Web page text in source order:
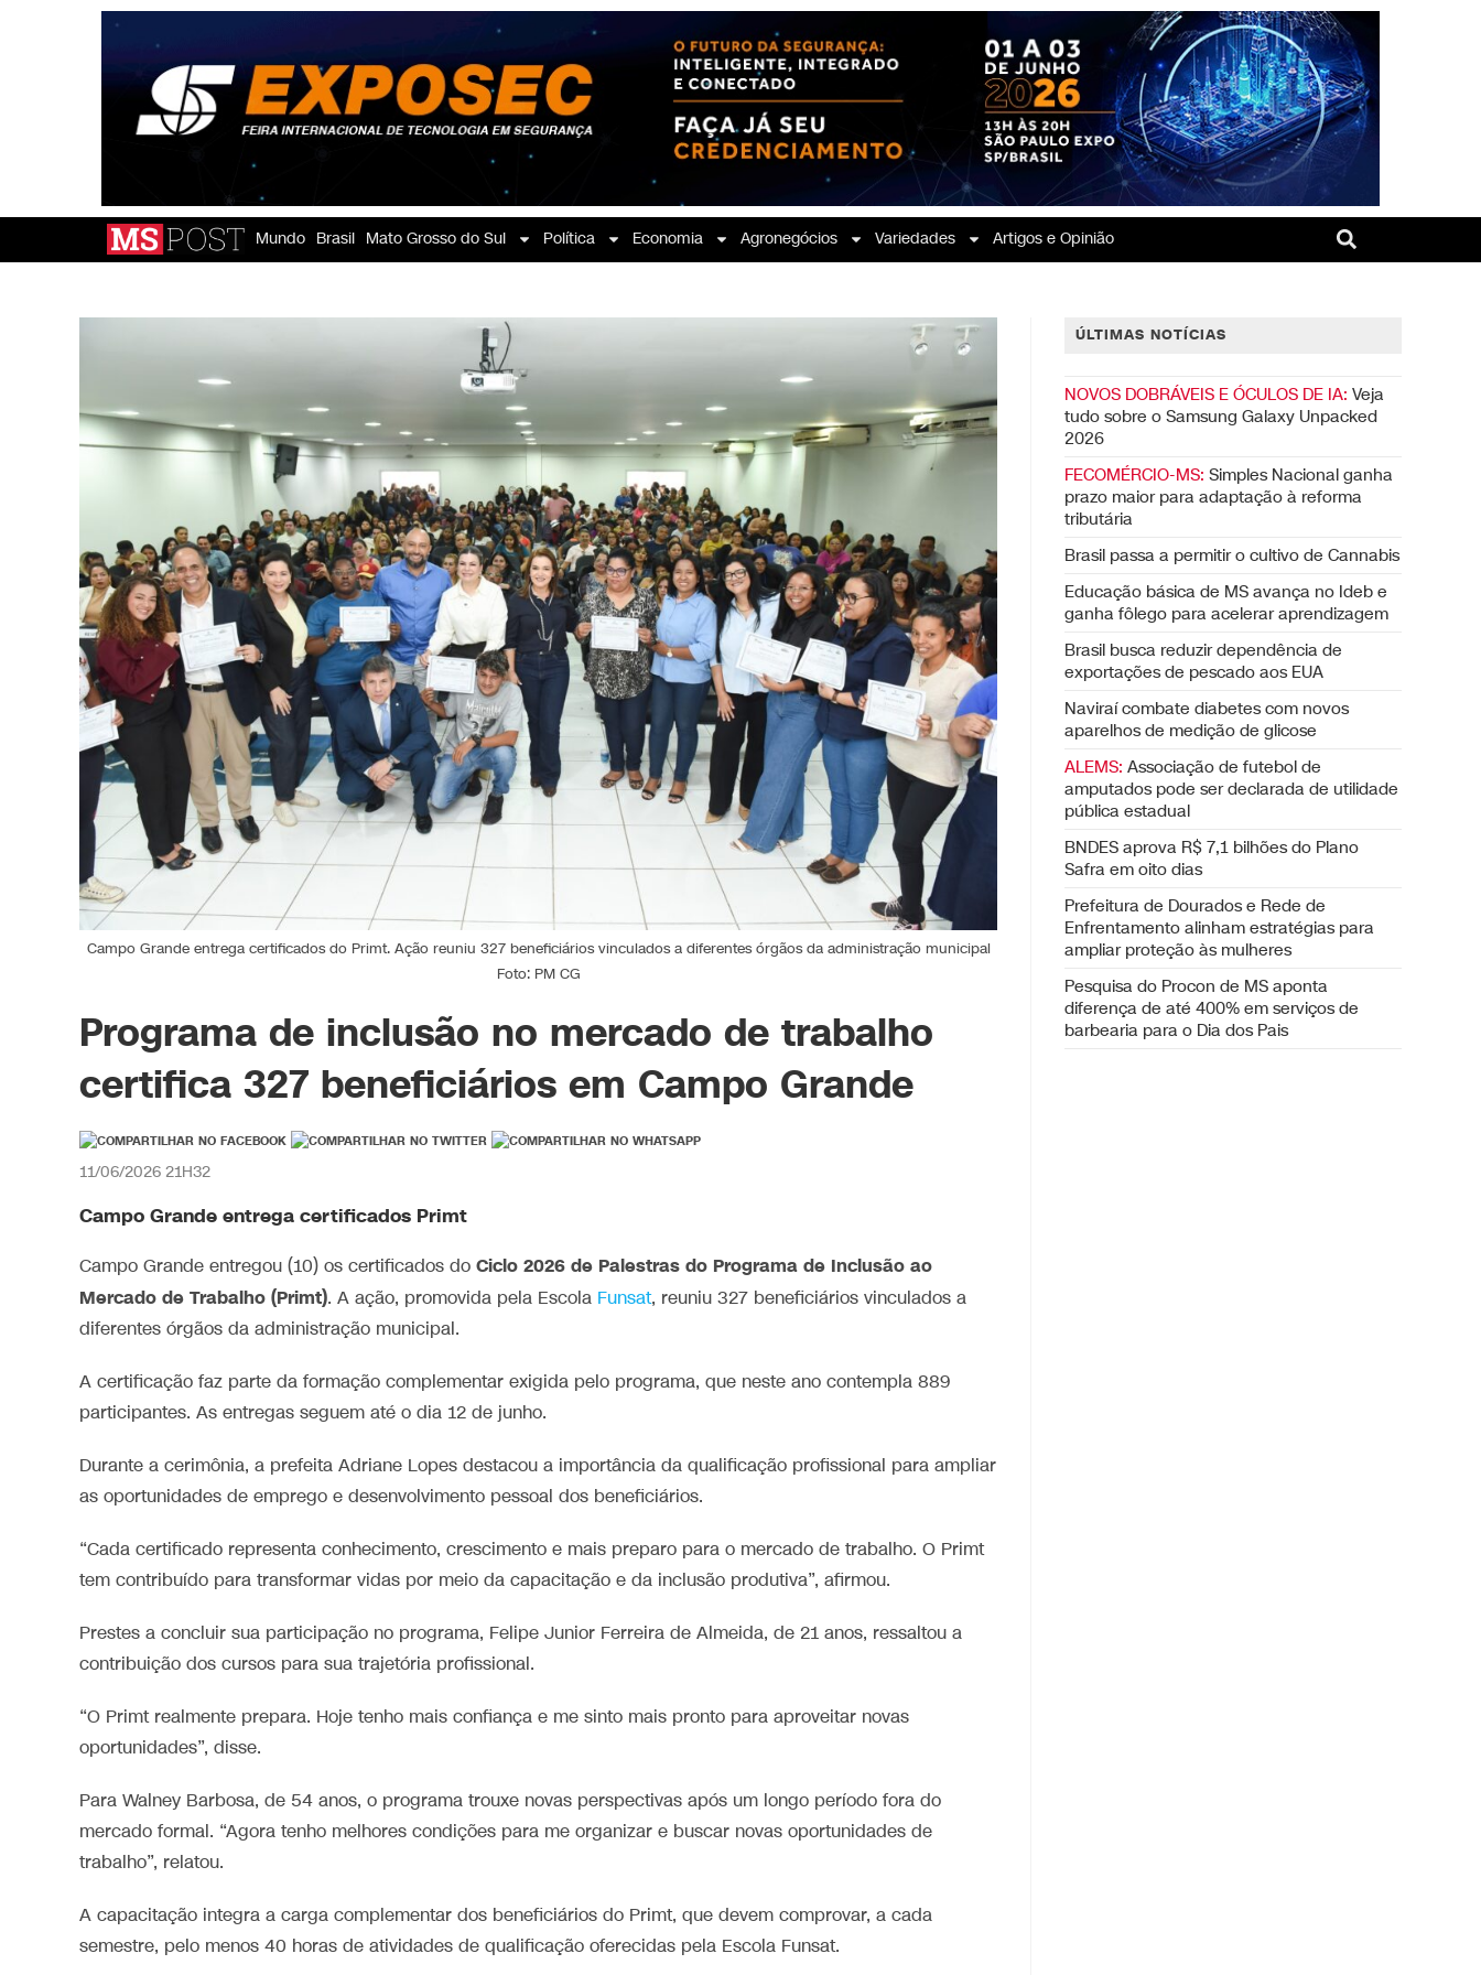
Mundo Brasil Mato Grosso do Sul Política Economia Agronegócios Variedades Artigos e Opinião
Campo Grande entrega certificados do Primt. Ação reuniu 327 beneficiários vinculados a diferentes órgãos da administração municipal
Foto: PM CG
Programa de inclusão no mercado de trabalho
certifica 327 beneficiários em Campo Grande
11/06/2026 21H32
Campo Grande entrega certificados Primt
Campo Grande entregou (10) os certificados do Ciclo 2026 de Palestras do Programa de Inclusão ao
Mercado de Trabalho (Primt). A ação, promovida pela Escola Funsat, reuniu 327 beneficiários vinculados a
diferentes órgãos da administração municipal.
A certificação faz parte da formação complementar exigida pelo programa, que neste ano contempla 889
participantes. As entregas seguem até o dia 12 de junho.
Durante a cerimônia, a prefeita Adriane Lopes destacou a importância da qualificação profissional para ampliar
as oportunidades de emprego e desenvolvimento pessoal dos beneficiários.
“Cada certificado representa conhecimento, crescimento e mais preparo para o mercado de trabalho. O Primt
tem contribuído para transformar vidas por meio da capacitação e da inclusão produtiva”, afirmou.
Prestes a concluir sua participação no programa, Felipe Junior Ferreira de Almeida, de 21 anos, ressaltou a
contribuição dos cursos para sua trajetória profissional.
“O Primt realmente prepara. Hoje tenho mais confiança e me sinto mais pronto para aproveitar novas
oportunidades”, disse.
Para Walney Barbosa, de 54 anos, o programa trouxe novas perspectivas após um longo período fora do
mercado formal. “Agora tenho melhores condições para me organizar e buscar novas oportunidades de
trabalho”, relatou.
A capacitação integra a carga complementar dos beneficiários do Primt, que devem comprovar, a cada
semestre, pelo menos 40 horas de atividades de qualificação oferecidas pela Escola Funsat.
ÚLTIMAS NOTÍCIAS
NOVOS DOBRÁVEIS E ÓCULOS DE IA: Veja
tudo sobre o Samsung Galaxy Unpacked
2026
FECOMÉRCIO-MS: Simples Nacional ganha
prazo maior para adaptação à reforma
tributária
Brasil passa a permitir o cultivo de Cannabis
Educação básica de MS avança no Ideb e
ganha fôlego para acelerar aprendizagem
Brasil busca reduzir dependência de
exportações de pescado aos EUA
Naviraí combate diabetes com novos
aparelhos de medição de glicose
ALEMS: Associação de futebol de
amputados pode ser declarada de utilidade
pública estadual
BNDES aprova R$ 7,1 bilhões do Plano
Safra em oito dias
Prefeitura de Dourados e Rede de
Enfrentamento alinham estratégias para
ampliar proteção às mulheres
Pesquisa do Procon de MS aponta
diferença de até 400% em serviços de
barbearia para o Dia dos Pais